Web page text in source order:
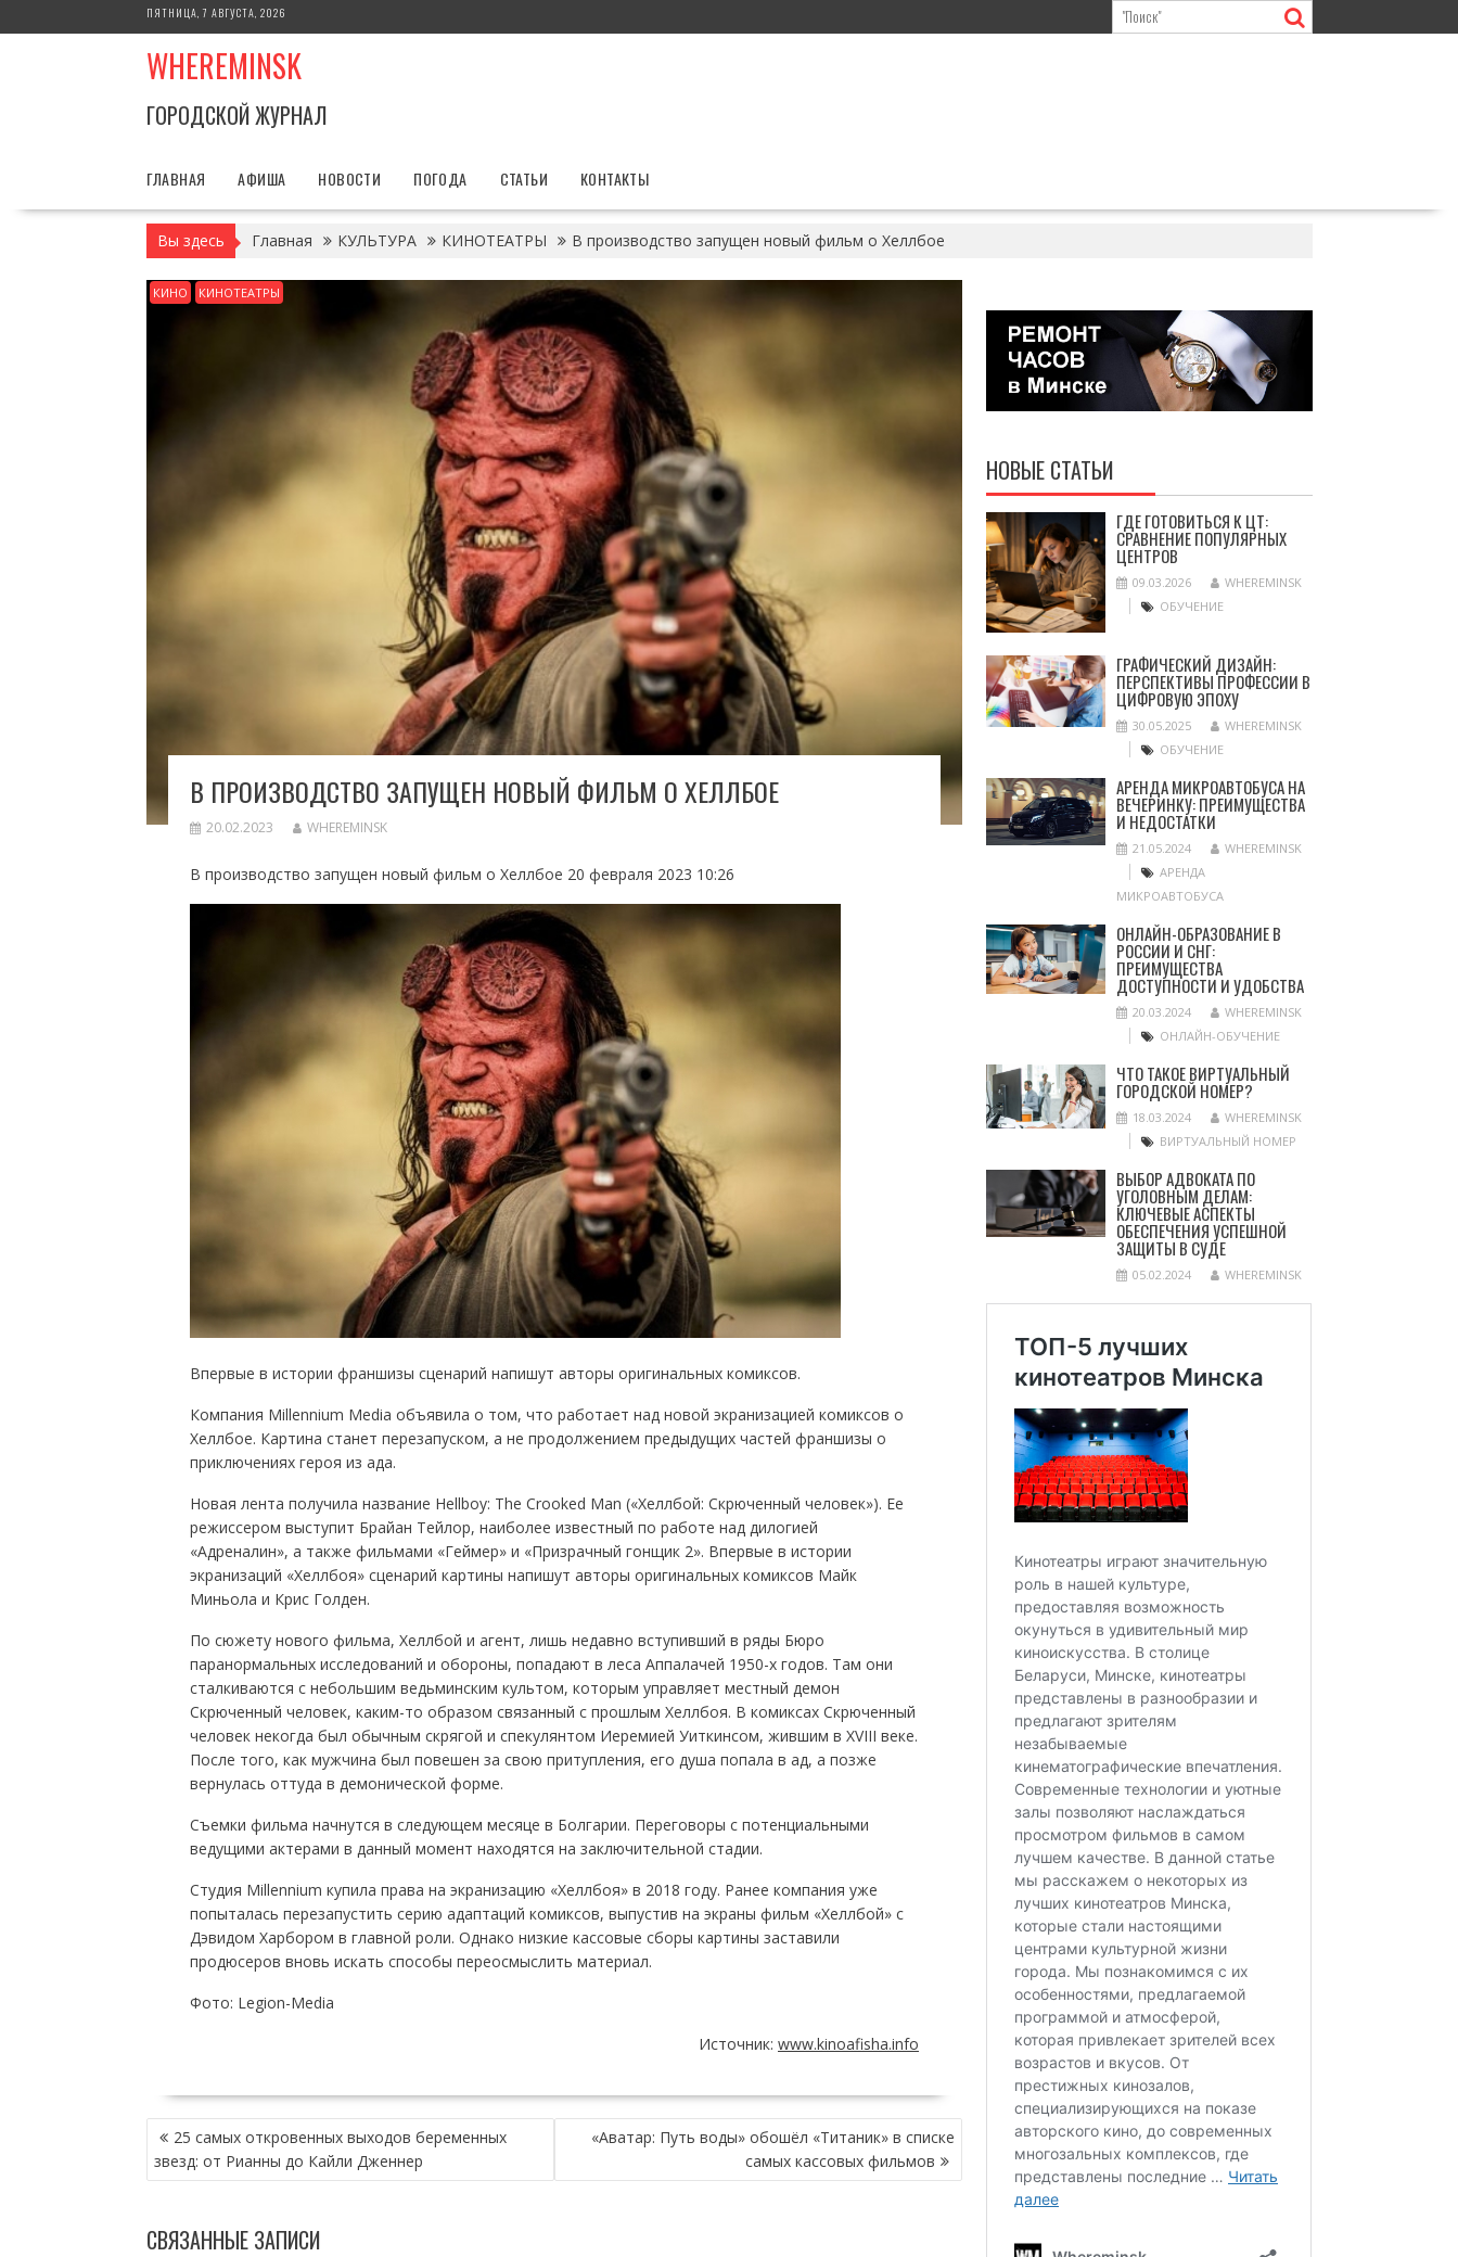
к
ПЯТНИЦА, 7 АВГУСТА, 2026
WHEREMINSK
ГОРОДСКОЙ ЖУРНАЛ
ГЛАВНАЯ АФИША НОВОСТИ ПОГОДА СТАТЬИ КОНТАКТЫ
Вы здесь Главная КУЛЬТУРА КИНОТЕАТРЫ В производство запущен новый фильм о Хеллбое
КИНО КИНОТЕАТРЫ
В ПРОИЗВОДСТВО ЗАПУЩЕН НОВЫЙ ФИЛЬМ О ХЕЛЛБОЕ
20.02.2023 WHEREMINSK
В производство запущен новый фильм о Хеллбое 20 февраля 2023 10:26
Впервые в истории франшизы сценарий напишут авторы оригинальных комиксов.
Компания Millennium Media объявила о том, что работает над новой экранизацией комиксов о
Хеллбое. Картина станет перезапуском, а не продолжением предыдущих частей франшизы о
приключениях героя из ада.
Новая лента получила название Hellboy: The Crooked Man («Хеллбой: Скрюченный человек»). Ее
режиссером выступит Брайан Тейлор, наиболее известный по работе над дилогией
«Адреналин», а также фильмами «Геймер» и «Призрачный гонщик 2». Впервые в истории
экранизаций «Хеллбоя» сценарий картины напишут авторы оригинальных комиксов Майк
Миньола и Крис Голден.
По сюжету нового фильма, Хеллбой и агент, лишь недавно вступивший в ряды Бюро
паранормальных исследований и обороны, попадают в леса Аппалачей 1950-х годов. Там они
сталкиваются с небольшим ведьминским культом, которым управляет местный демон
Скрюченный человек, каким-то образом связанный с прошлым Хеллбоя. В комиксах Скрюченный
человек некогда был обычным скрягой и спекулянтом Иеремией Уиткинсом, жившим в XVIII веке.
После того, как мужчина был повешен за свою притупления, его душа попала в ад, а позже
вернулась оттуда в демонической форме.
Съемки фильма начнутся в следующем месяце в Болгарии. Переговоры с потенциальными
ведущими актерами в данный момент находятся на заключительной стадии.
Студия Millennium купила права на экранизацию «Хеллбоя» в 2018 году. Ранее компания уже
попыталась перезапустить серию адаптаций комиксов, выпустив на экраны фильм «Хеллбой» с
Дэвидом Харбором в главной роли. Однако низкие кассовые сборы картины заставили
продюсеров вновь искать способы переосмыслить материал.
Фото: Legion-Media
Источник: www.kinoafisha.info
НАВИГАЦИЯ
ПО
ЗАПИСЯМ
25 самых откровенных выходов беременных
звезд: от Рианны до Кайли Дженнер
«Аватар: Путь воды» обошёл «Титаник» в списке
самых кассовых фильмов
СВЯЗАННЫЕ ЗАПИСИ
НОВЫЕ СТАТЬИ
ГДЕ ГОТОВИТЬСЯ К ЦТ:
СРАВНЕНИЕ ПОПУЛЯРНЫХ
ЦЕНТРОВ
09.03.2026
WHEREMINSK
ОБУЧЕНИЕ
ГРАФИЧЕСКИЙ ДИЗАЙН:
ПЕРСПЕКТИВЫ ПРОФЕССИИ В
ЦИФРОВУЮ ЭПОХУ
30.05.2025
WHEREMINSK
ОБУЧЕНИЕ
АРЕНДА МИКРОАВТОБУСА НА
ВЕЧЕРИНКУ: ПРЕИМУЩЕСТВА
И НЕДОСТАТКИ
21.05.2024
WHEREMINSK
АРЕНДА
МИКРОАВТОБУСА
ОНЛАЙН-ОБРАЗОВАНИЕ В
РОССИИ И СНГ:
ПРЕИМУЩЕСТВА
ДОСТУПНОСТИ И УДОБСТВА
20.03.2024
WHEREMINSK
ОНЛАЙН-ОБУЧЕНИЕ
ЧТО ТАКОЕ ВИРТУАЛЬНЫЙ
ГОРОДСКОЙ НОМЕР?
18.03.2024
WHEREMINSK
ВИРТУАЛЬНЫЙ НОМЕР
ВЫБОР АДВОКАТА ПО
УГОЛОВНЫМ ДЕЛАМ:
КЛЮЧЕВЫЕ АСПЕКТЫ
ОБЕСПЕЧЕНИЯ УСПЕШНОЙ
ЗАЩИТЫ В СУДЕ
05.02.2024 WHEREMINSK